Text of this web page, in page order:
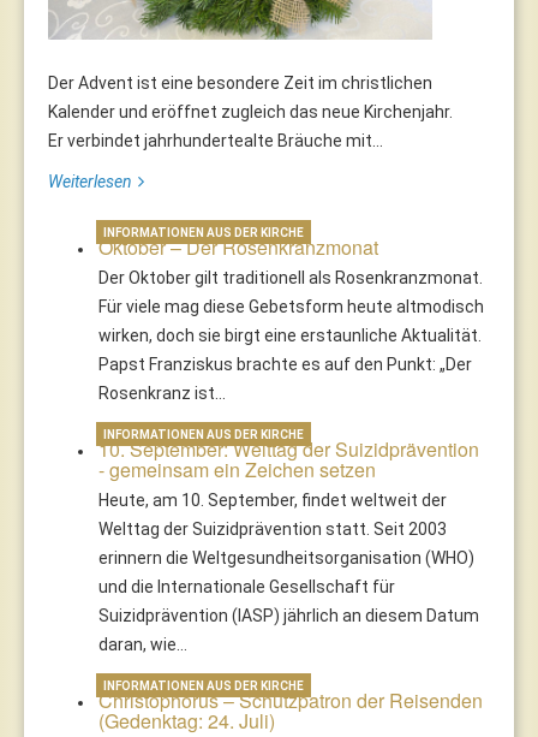
Der Advent ist eine besondere Zeit im christlichen
Kalender und eröffnet zugleich das neue Kirchenjahr.
Er verbindet jahrhundertealte Bräuche mit...
Weiterlesen
Oktober – Der Rosenkranzmonat
Der Oktober gilt traditionell als Rosenkranzmonat.
Für viele mag diese Gebetsform heute altmodisch
wirken, doch sie birgt eine erstaunliche Aktualität.
Papst Franziskus brachte es auf den Punkt: „Der
Rosenkranz ist…
INFORMATIONEN AUS DER KIRCHE
10. September: Welttag der Suizidprävention
- gemeinsam ein Zeichen setzen
Heute, am 10. September, findet weltweit der
Welttag der Suizidprävention statt. Seit 2003
erinnern die Weltgesundheitsorganisation (WHO)
und die Internationale Gesellschaft für
Suizidprävention (IASP) jährlich an diesem Datum
daran, wie…
INFORMATIONEN AUS DER KIRCHE
Christophorus – Schutzpatron der Reisenden
(Gedenktag: 24. Juli)
INFORMATIONEN AUS DER KIRCHE